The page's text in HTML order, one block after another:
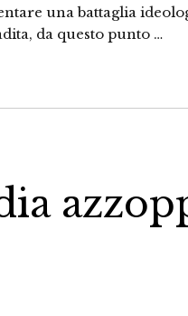
una battaglia
da questo punto …